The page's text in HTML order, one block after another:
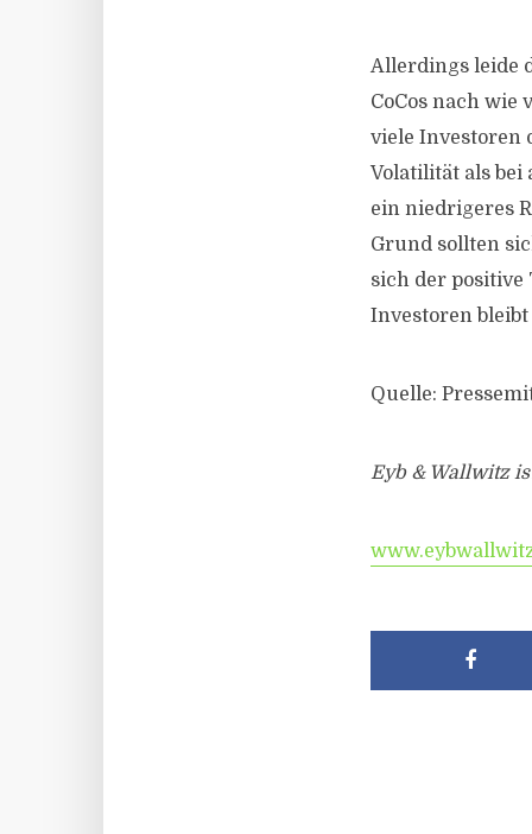
Allerdings leide
CoCos nach
viele Investoren
Volatilität als bei
ein niedrigeres
Grund sollten
sich der positive
Investoren bleibt
Quelle:
Eyb & Wallwitz